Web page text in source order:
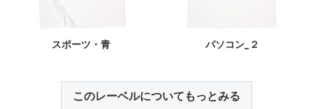
スポーツ・青 パソコン_２
このレーベルについてもっとみる